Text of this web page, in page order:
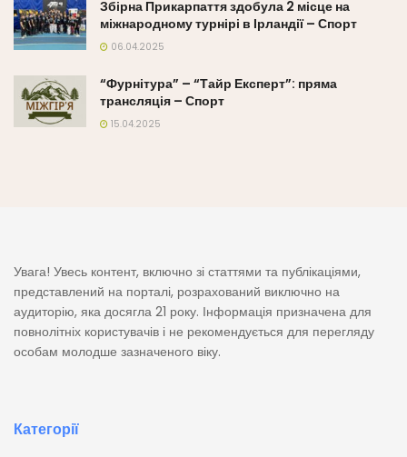
Збірна Прикарпаття здобула 2 місце на
міжнародному турнірі в Ірландії – Спорт
06.04.2025
“Фурнітура” – “Тайр Експерт”: пряма
трансляція – Спорт
15.04.2025
Увага! Увесь контент, включно зі статтями та публікаціями,
представлений на порталі, розрахований виключно на
аудиторію, яка досягла 21 року. Інформація призначена для
повнолітніх користувачів і не рекомендується для перегляду
особам молодше зазначеного віку.
Категорії